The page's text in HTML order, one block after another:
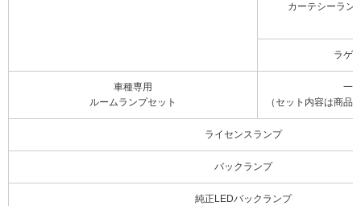
カーテシーラン
ラゲ
車種専用
ルームランプセット
一
（セット内容は商品
ライセンスランプ
バックランプ
純正LEDバックランプ